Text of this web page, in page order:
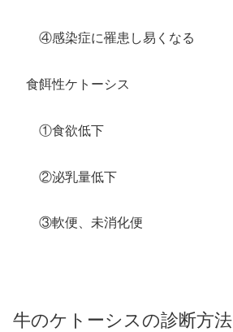
④感染症に罹患し易くなる
食餌性ケトーシス
①食欲低下
②泌乳量低下
③軟便、未消化便
牛のケトーシスの診断方法